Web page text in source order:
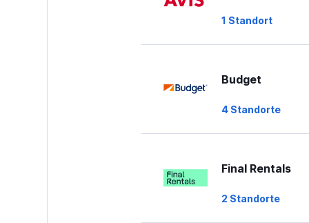
1 Standort
Budget
4 Standorte
Final Rentals
2 Standorte